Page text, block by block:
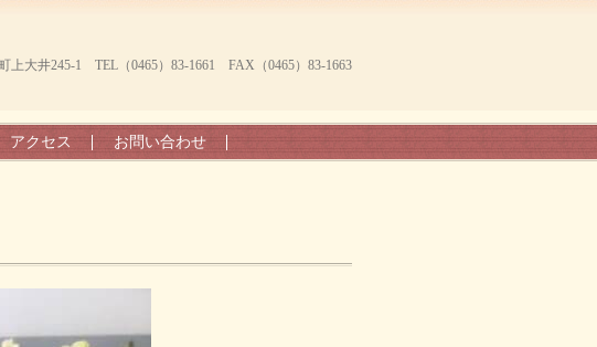
上大井245-1 TEL（0465）83-1661 FAX（0465）83-1663
アクセス お問い合わせ